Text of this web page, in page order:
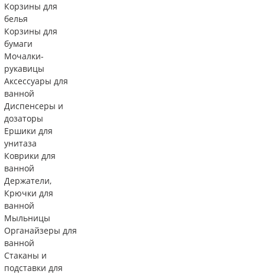
Корзины для
белья
Корзины для
бумаги
Мочалки-
рукавицы
Аксессуары для
ванной
Диспенсеры и
дозаторы
Ершики для
унитаза
Коврики для
ванной
Держатели,
Крючки для
ванной
Мыльницы
Органайзеры для
ванной
Стаканы и
подставки для